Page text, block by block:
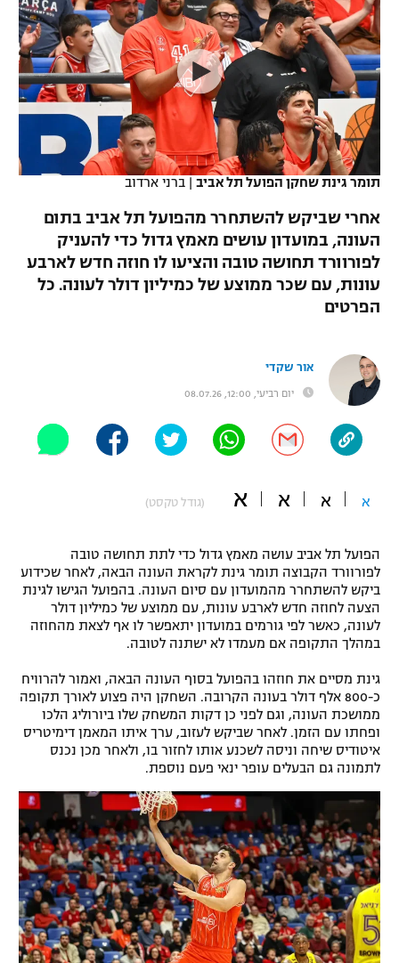
VOD
רץ ברשת
תוצאות
לוח שידורים
ברחבה
"מעל הליגה" – פודקאסט
"מחצית בשכונה" – פודקאסט
תקנון עבור פעילות אלקטרה
תקנון עבור פעילות ספורט 1 – "מרלן"
גיימינג E-Sports
מדיניות פרטיות
תקנון פעילות ספורט 1
רשיון להקרנה פומבית לבית עסק
הצטרפות לחבילת הערוצים
לוח דרושים – ג'ובנט
תגיות
נבחרת ישראל
מכבי חיפה
בית"ר ירושלים
מכבי תל אביב
הפועל תל אביב
הפועל חיפה
הפועל באר שבע
בני יהודה
ליגה ספרדית
ליגה איטלקית
ליגה צרפתית
ליגה הולנדית
ליגה טורקית
ליגה סינית
ליגה ברזילאית
כדורסל נשים
מכבי תל אביב
הפועל חולון
הפועל ירושלים
דני אבדיה
יורוליג
יורוקאפ
טניס
כדוריד
כדורעף
שחייה
ג'ודו
אגרוף
ספורט אולימפי
היאבקות WWE
אופניים
פוטבול אמריקאי NFL
בייסבול MLB
ספורט אתגרי ואקסטרים
אומנויות לחימה
גיימינג E-Sports
תומר גינת שחקן הפועל תל אביב | ברני ארדוב
אחרי שביקש להשתחרר מהפועל תל אביב בתום
העונה, במועדון עושים מאמץ גדול כדי להעניק
לפורוורד תחושה טובה והציעו לו חוזה חדש לארבע
עונות, עם שכר ממוצע של כמיליון דולר לעונה. כל
הפרטים
אור שקדי
יום רביעי, 12:00, 08.07.26
א א א א (גודל טקסט)
הפועל תל אביב עושה מאמץ גדול כדי לתת תחושה טובה
לפורוורד הקבוצה תומר גינת לקראת העונה הבאה, לאחר שכידוע
ביקש להשתחרר מהמועדון עם סיום העונה. בהפועל הגישו לגינת
הצעה לחוזה חדש לארבע עונות, עם ממוצע של כמיליון דולר
לעונה, כאשר לפי גורמים במועדון יתאפשר לו אף לצאת מהחוזה
במהלך התקופה אם מעמדו לא ישתנה לטובה.
גינת מסיים את חוזהו בהפועל בסוף העונה הבאה, ואמור להרוויח
כ-800 אלף דולר בעונה הקרובה. השחקן היה פצוע לאורך תקופה
ממושכת העונה, וגם לפני כן דקות המשחק שלו ביורוליג הלכו
ופחתו עם הזמן. לאחר שביקש לעזוב, ערך איתו המאמן דימיטריס
איטודיס שיחה וניסה לשכנע אותו לחזור בו, ולאחר מכן נכנס
לתמונה גם הבעלים עופר ינאי פעם נוספת.